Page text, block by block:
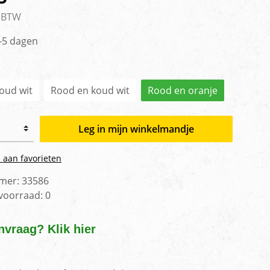
dagen
wit
Rood en koud wit Rood en oranje
Leg in mijn winkelmandje
aan favorieten
33586
0
Klik hier